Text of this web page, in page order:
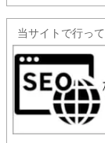
当サイトで行っ